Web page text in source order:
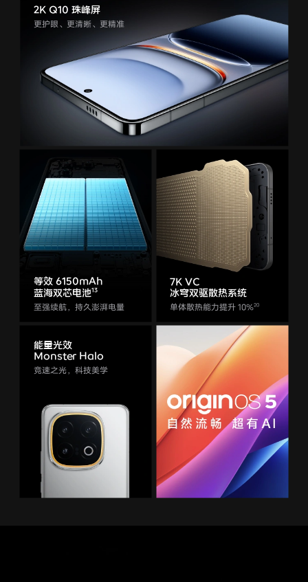
全部iQOO机型 对比iQOO机型
vivo WATCH GT 2 vivo Vision
全部智能硬件
2K Q10 珠峰屏
更护眼、更清晰、更精准
等效 6150mAh
蓝海双芯电池
至强续航，持久澎湃电量
7K VC
冰穹双驱散热系统
单体散热能力提升 10%
能量光效
Monster Halo
竞速之光，科技美学